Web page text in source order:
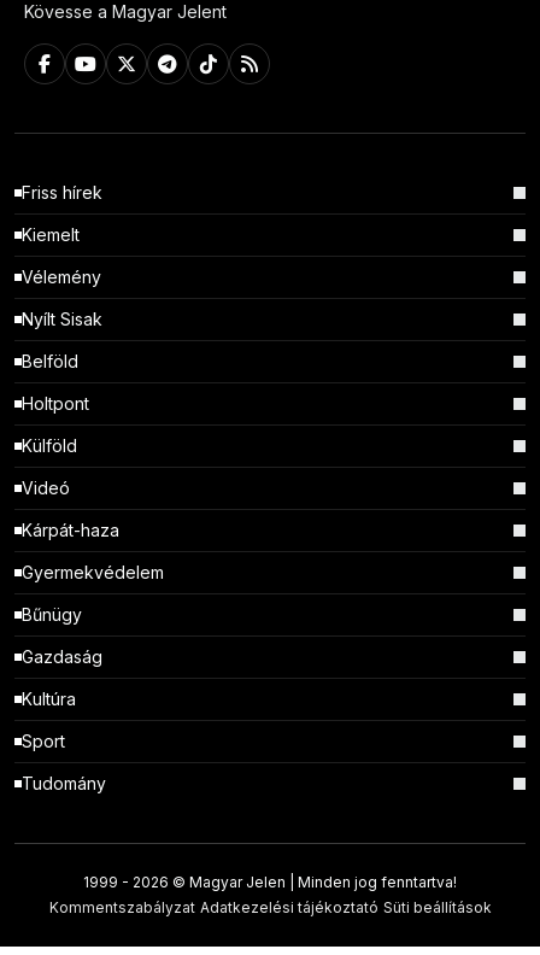
Kövesse a Magyar Jelent
Friss hírek
Kiemelt
Vélemény
Nyílt Sisak
Belföld
Holtpont
Külföld
Videó
Kárpát-haza
Gyermekvédelem
Bűnügy
Gazdaság
Kultúra
Sport
Tudomány
1999 - 2026 © Magyar Jelen | Minden jog fenntartva!
Kommentszabályzat Adatkezelési tájékoztató Süti beállítások